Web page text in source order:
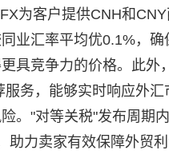
为客户提供CNH和
业汇率平均优0.1%，确
具竞争力的价格。此外
服务，能够实时响应外汇
。"对等关税"发布周期
助力卖家有效保障外贸利